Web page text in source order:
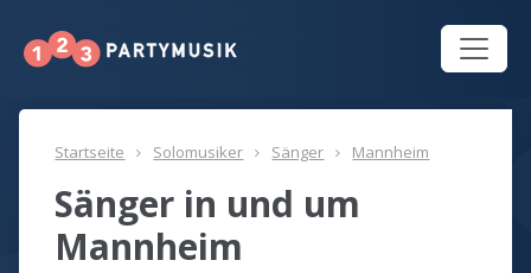
Startseite Solomusiker Sänger Mannheim
Sänger in und um
Mannheim